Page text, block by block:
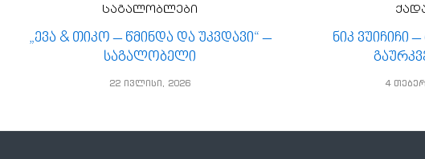
საგალობლები
„ევა & თიკო – წმინდა და უკვდავი“ –
საგალობელი
22 ივლისი, 2026
ნიკ ვუიჩიჩი
4